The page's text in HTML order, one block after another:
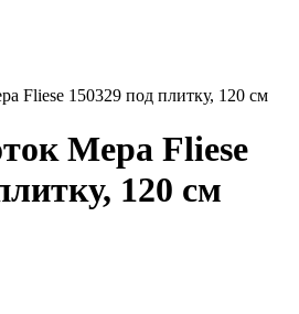
Fliese 150329 под плитку, 120 см
Mepa Fliese
120 см